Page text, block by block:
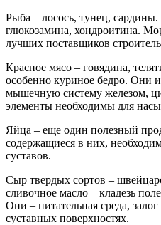
Рыба – лосось, тунец,
глюкозамина, хондроитина.
лучших поставщиков
Красное мясо – говядина,
особенно куриное бедро. Они
мышечную систему железом,
элементы необходимы для
Яйца – еще один полезный
содержащиеся в них,
суставов.
Сыр твердых сортов –
сливочное масло – кладезь
Они – питательная среда,
суставных поверхностях.